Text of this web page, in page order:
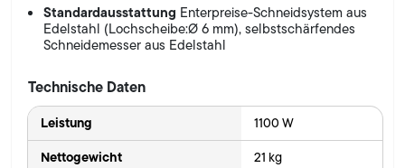
Standardausstattung Enterpreise-Schneidsystem aus
Edelstahl (Lochscheibe:Ø 6 mm), selbstschärfendes
Schneidemesser aus Edelstahl
Technische Daten
Leistung 1100 W
Nettogewicht 21 kg